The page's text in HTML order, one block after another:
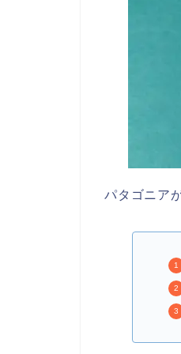
パタゴニア